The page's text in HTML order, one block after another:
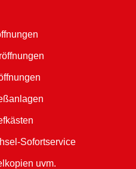
Sofortservice
uvm.